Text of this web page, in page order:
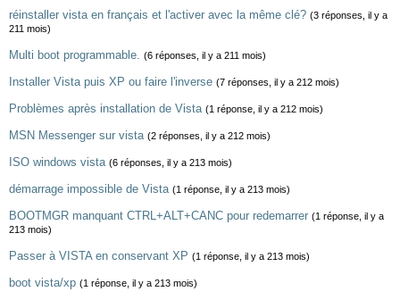
réinstaller vista en français et l'activer avec la même clé? (3 réponses, il y a
211 mois)
Multi boot programmable. (6 réponses, il y a 211 mois)
Installer Vista puis XP ou faire l'inverse (7 réponses, il y a 212 mois)
Problèmes après installation de Vista (1 réponse, il y a 212 mois)
MSN Messenger sur vista (2 réponses, il y a 212 mois)
ISO windows vista (6 réponses, il y a 213 mois)
démarrage impossible de Vista (1 réponse, il y a 213 mois)
BOOTMGR manquant CTRL+ALT+CANC pour redemarrer (1 réponse, il y a
213 mois)
Passer à VISTA en conservant XP (1 réponse, il y a 213 mois)
boot vista/xp (1 réponse, il y a 213 mois)